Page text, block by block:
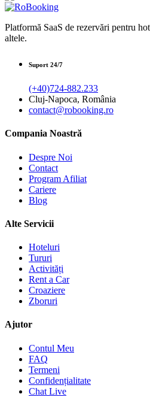
Platformă SaaS de rezervări pentru
altele.
Suport 24/7
(+40)724-882.233
Cluj-Napoca, România
contact@robooking.ro
Compania Noastră
Despre Noi
Contact
Program Afiliat
Cariere
Blog
Alte Servicii
Hoteluri
Tururi
Activități
Rent a Car
Croaziere
Zboruri
Ajutor
Contul Meu
FAQ
Termeni
Confidențialitate
Chat Live